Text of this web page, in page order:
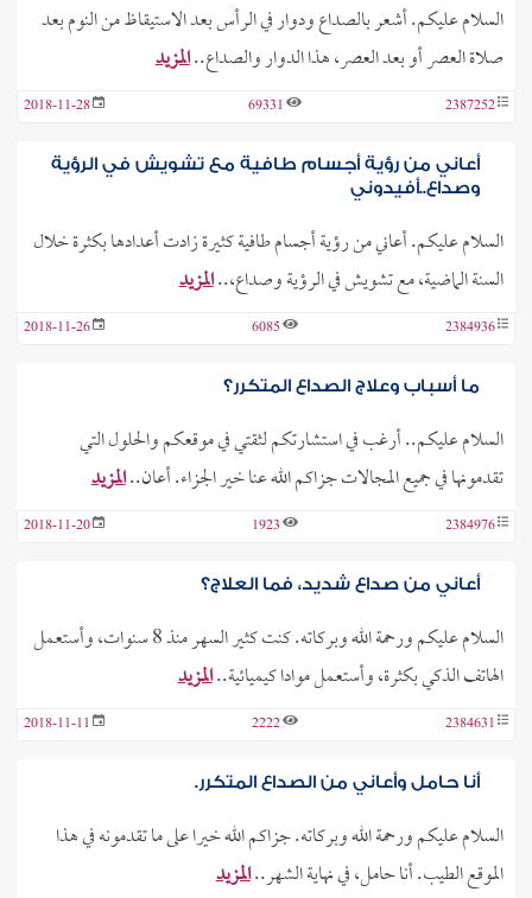
السلام عليكم. أشعر بالصداع ودوار في الرأس بعد الاستيقاظ من النوم بعد
صلاة العصر أو بعد العصر، هذا الدوار والصداع..المزيد
2387252
69331
2018-11-28
أعاني من رؤية أجسام طافية مع تشويش في الرؤية
وصداع..أفيدوني
السلام عليكم. أعاني من رؤية أجسام طافية كثيرة زادت أعدادها بكثرة خلال
السنة الماضية، مع تشويش في الرؤية وصداع،..المزيد
2384936
6085
2018-11-26
ما أسباب وعلاج الصداع المتكرر؟
السلام عليكم.. أرغب في استشارتكم لثقتي في موقعكم والحلول التي
تقدمونها في جميع المجالات جزاكم الله عنا خير الجزاء. أعان..المزيد
2384976
1923
2018-11-20
أعاني من صداع شديد، فما العلاج؟
السلام عليكم ورحمة الله وبركاته. كنت كثير السهر منذ 8 سنوات، وأستعمل
الهاتف الذكي بكثرة، وأستعمل موادا كيميائية..المزيد
2384631
2222
2018-11-11
أنا حامل وأعاني من الصداع المتكرر.
السلام عليكم ورحمة الله وبركاته. جزاكم الله خيرا على ما تقدمونه في هذا
الموقع الطيب. أنا حامل، في نهاية الشهر..المزيد